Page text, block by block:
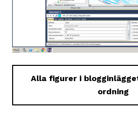
Alla figurer i
ordning